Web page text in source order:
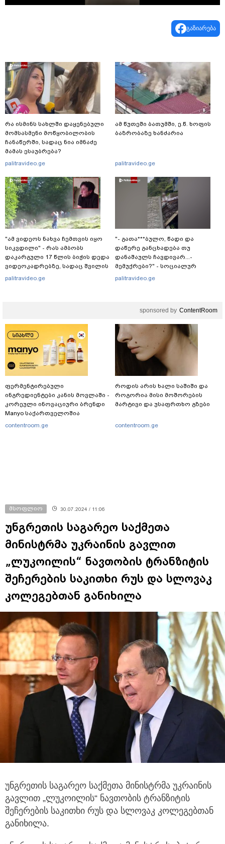
Video
გაზიარება
რა ისმინს სახლში დაყენებული
მომსასმენი მოწყობილობის
ჩანაწერში, სადაც ნია იმნაძე
მამას ესაუბრება?
palitravideo.ge
"ამ ვიდეოს ნახვა ჩემთვის იყო
სიკვდილი" - რას ამბობს
დაკარგული 17 წლის ბიჭის დედა
ვიდეოკადრებზე, სადაც შვილის
განწირული ვედრების ხმა
palitravideo.ge
ამ წუთეში ბათუმში, ე.წ. ხოფის
ბაზრობაზე ხანძარია
palitravideo.ge
"- გათა***ბულო, წადი და
დაწერე განცხადება თუ
დანაშაულს ჩავდივარ...-
მემუქრები?" - სოციალურ
ქსელში სკანდალური კადრები
palitravideo.ge
sponsored by ContentRoom
ფერმენტირებული
ინგრედიენტები კანის მოვლაში -
კორეული ინოვაციური ბრენდი
Manyo საქართველოშია
contentroom.ge
როდის არის ხალი საშიში და
როგორია მისი მოშორების
მარტივი და უსაფრთხო გზები
contentroom.ge
მსოფლიო 30.07.2024 / 11:06
უნგრეთის საგარეო საქმეთა
მინისტრმა უკრაინის გავლით
„ლუკოილის“ ნავთობის ტრანზიტის
შეჩერების საკითხი რუს და სლოვაკ
კოლეგებთან განიხილა
უნგრეთის საგარეო საქმეთა მინისტრმა უკრაინის
გავლით „ლუკოილის“ ნავთობის ტრანზიტის
შეჩერების საკითხი რუს და სლოვაკ კოლეგებთან
განიხილა.